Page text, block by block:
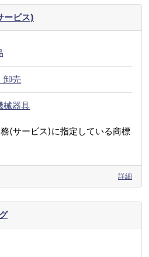
ービス)
卸売
械器具
(サービス)に指定している商標
詳細